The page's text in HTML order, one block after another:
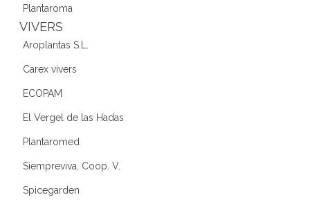
Plantaroma
VIVERS
Aroplantas S.L.
Carex vivers
ECOPAM
El Vergel de las Hadas
Plantaromed
Siempreviva, Coop. V.
Spicegarden